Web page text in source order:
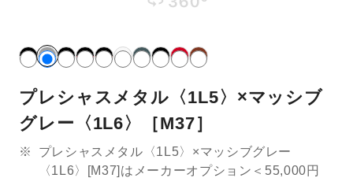
プレシャスメタル〈1L5〉×マッシブ
グレー〈1L6〉［M37］
※
プレシャスメタル〈1L5〉×マッシブグレー
〈1L6〉[M37]はメーカーオプション＜55,000円